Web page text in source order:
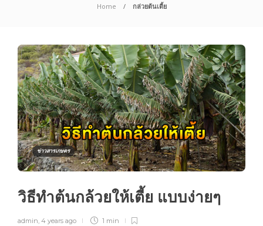
Home กล่วยต้นเตี้ย
ข่าวสารเกษตร
วิธีทำต้นกล้วยให้เตี้ย แบบง่ายๆ
admin, 4 years ago 1 min